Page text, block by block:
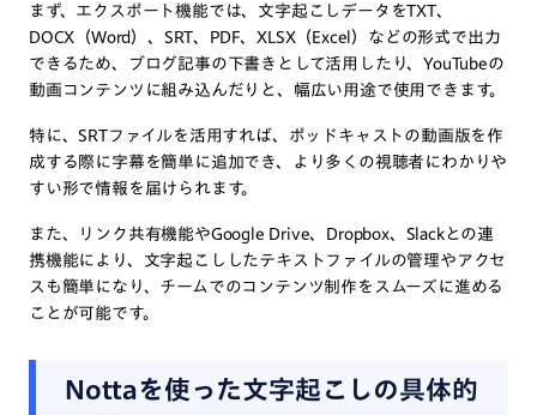
まず、エクスポート機能では、文字起こしデータをTXT、
DOCX（Word）、SRT、PDF、XLSX（Excel）などの形式で出力
できるため、ブログ記事の下書きとして活用したり、YouTubeの
動画コンテンツに組み込んだりと、幅広い用途で使用できます。
特に、SRTファイルを活用すれば、ポッドキャストの動画版を作
成する際に字幕を簡単に追加でき、より多くの視聴者にわかりや
すい形で情報を届けられます。
また、リンク共有機能やGoogle Drive、Dropbox、Slackとの連
携機能により、文字起こししたテキストファイルの管理やアクセ
スも簡単になり、チームでのコンテンツ制作をスムーズに進める
ことが可能です。
Nottaを使った文字起こしの具体的